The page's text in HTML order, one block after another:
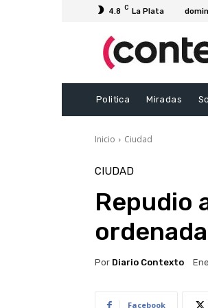
4.8 C La Plata
Politica Miradas
Inicio Ciudad
CIUDAD
Repudio
Por Diario Contexto
Facebook